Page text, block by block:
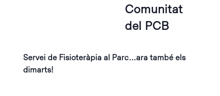
Comunitat
del PCB
Servei de Fisioteràpia al Parc…ara també els
dimarts!